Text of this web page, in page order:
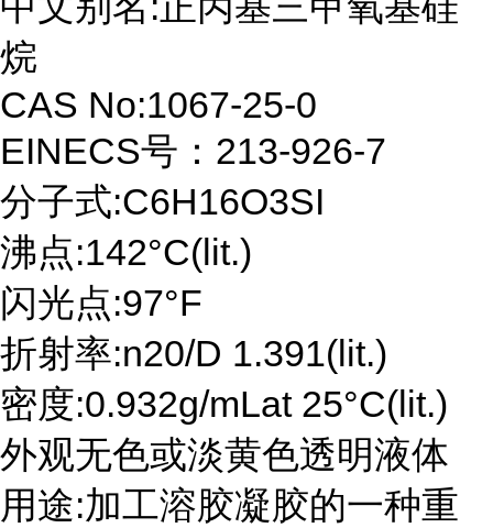
烷
CAS No:1067-25-0
EINECS号：213-926-7
分子式:C6H16O3SI
沸点:142°C(lit.)
闪光点:97°F
折射率:n20/D 1.391(lit.)
密度:0.932g/mLat 25°C(lit.)
外观无色或淡黄色透明液体
用途:加工溶胶凝胶的一种重